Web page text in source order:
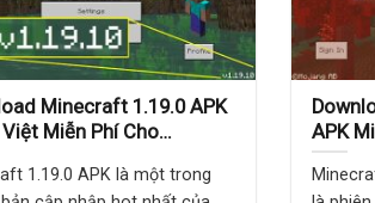
Minecraft 1.19.0 APK
Miễn Phí Cho
1.19.0 APK là một trong
APK
Hoá]